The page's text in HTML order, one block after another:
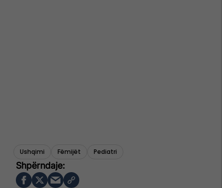
Ushqimi Fëmijët Pediatri